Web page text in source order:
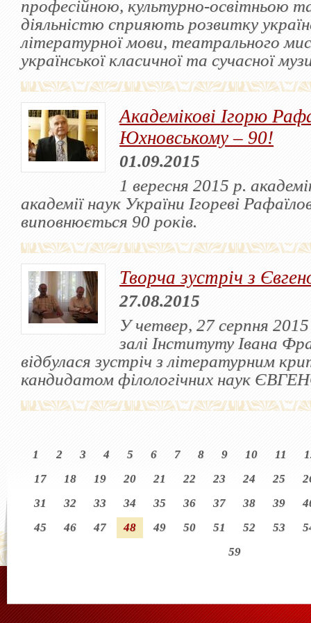
професійною, культурно-освітньою
діяльністю сприяють розвитку
літературної мови, театрального
української класичної та сучасної
Академікові Ігорю
Юхновському – 90!
01.09.2015
1 вересня 2015 р.
академії наук України Ігореві
виповнюється 90 років.
Творча зустріч з
27.08.2015
У четвер, 27 серпня
залі Інституту Івана
відбулася зустріч з літературним
кандидатом філологічних наук
1 2 3 4 5 6 7 8 9 10 11
17
18 19 20 21 22 23 24 25
31
32 33 34 35 36 37 38 39
45
46 47 48 49 50 51 52 53
59